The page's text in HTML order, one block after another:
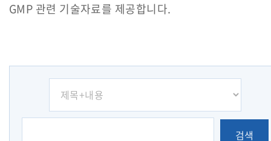
GMP 관련 기술자료를 제공합니다.
검색